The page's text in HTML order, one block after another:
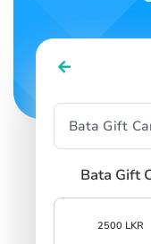
SIGN INSIGN UP
Bata Gift
2500 LKR